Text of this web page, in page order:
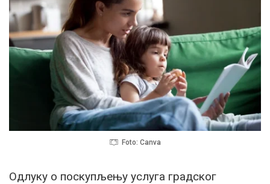
Foto: Canva
Одлуку о поскупљењу услуга градског